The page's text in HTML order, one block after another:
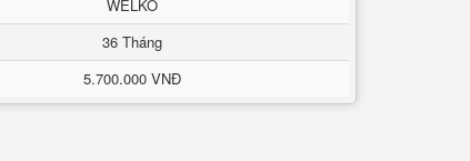
WELKO
36 Tháng
5.700.000 VNĐ